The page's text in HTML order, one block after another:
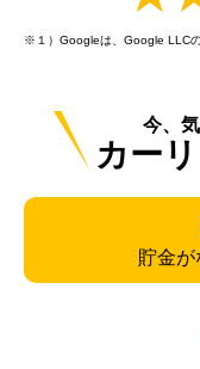
※１）Googleは、Google LLC
今、
カー
貯金が